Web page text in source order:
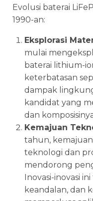
Evolusi baterai
1990-an:
Eksplorasi
mulai
baterai lithium-
keterbatasan
dampak
kandidat yang
dan
Kemajuan
tahun,
teknologi dan
mendorong
Inovasi-inovasi
keandalan, dan